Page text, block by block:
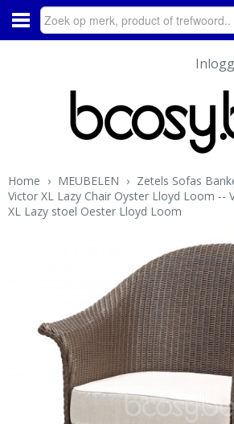
Home › MEUBELEN › Zetels Sofas
Victor XL Lazy Chair Oyster Lloyd Loom --
XL Lazy stoel Oester Lloyd Loom